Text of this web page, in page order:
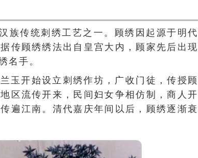
族传统刺绣工艺之一。顾绣因起源于明代
传顾绣绣法出自皇宫大内，顾家先后出现
名手。
玉开始设立刺绣作坊，广收门徒，传授顾
区流传开来，民间妇女争相仿制，商人开
遍江南。清代嘉庆年间以后，顾绣逐渐衰